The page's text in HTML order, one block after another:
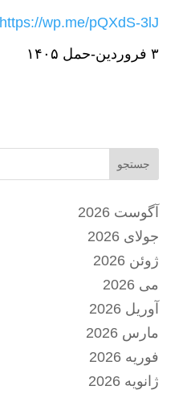
https://wp.me/pQXdS-3lJ
٣ فروردین-حمل ١۴٠۵
جستجو
آگوست 2026
جولای 2026
ژوئن 2026
می 2026
آوریل 2026
مارس 2026
فوریه 2026
ژانویه 2026